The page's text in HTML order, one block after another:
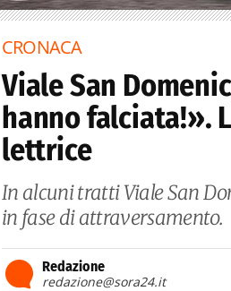
CRONACA
Viale San
hanno falciata!».
lettrice
In alcuni tratti Viale San
in fase di attraversamento.
Redazione
redazione@sora24.it